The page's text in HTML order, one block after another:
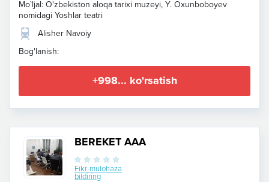
Mo`ljal: O'zbekiston aloqa tarixi muzeyi, Y. Oxunboboyev
nomidagi Yoshlar teatri
Alisher Navoiy
Bog'lanish:
+998... ko'rsatish
BEREKET AAA
Fikr-mulohaza
bildiring